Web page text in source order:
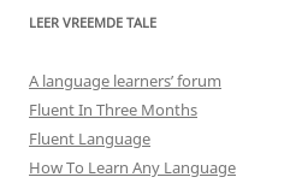
LEER VREEMDE TALE
A language learners’ forum
Fluent In Three Months
Fluent Language
How To Learn Any Language